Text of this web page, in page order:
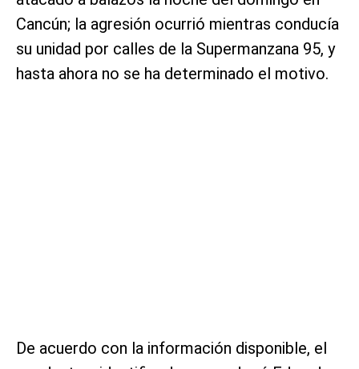
Cancún; la agresión ocurrió mientras conducía
su unidad por calles de la Supermanzana 95, y
hasta ahora no se ha determinado el motivo.
De acuerdo con la información disponible, el